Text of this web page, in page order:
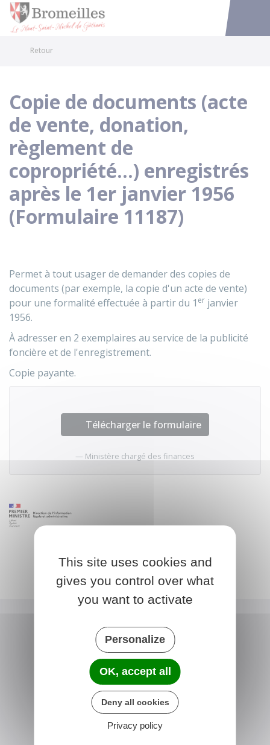
Accéder
Retour
Copie de documents (acte
de vente, donation,
règlement de
copropriété...) enregistrés
après le 1er janvier 1956
(Formulaire 11187)
Permet à tout usager de demander des copies de
documents (par exemple, la copie d'un acte de vente)
pour une formalité effectuée à partir du 1 er janvier
1956.
À adresser en 2 exemplaires au service de la publicité
foncière et de l'enregistrement.
Copie payante.
Télécharger le formulaire
Ministère chargé des finances
BROMEILLES
This site uses cookies and
gives you control over what
you want to activate
Personalize
OK, accept all
Deny all cookies
Privacy policy